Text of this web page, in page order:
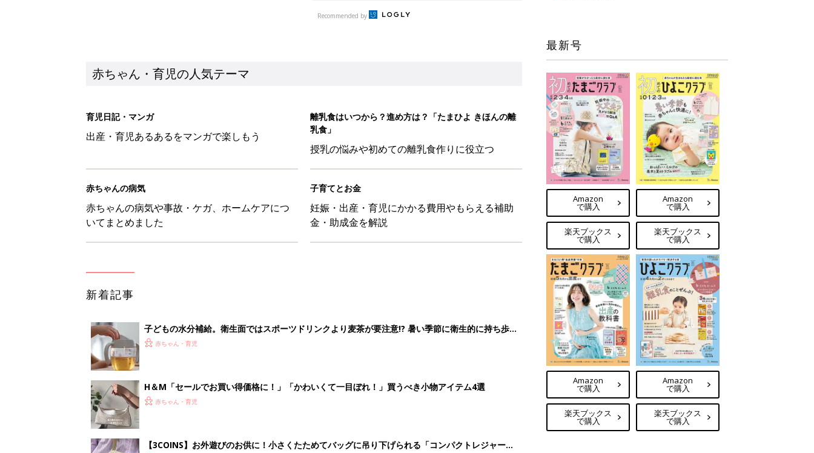
妊娠・出産・育児にかかる費用やもらえる補助
金・助成金を解説
子どもの水分補給。衛生面ではスポーツドリンクより麦茶が要注意!? 暑い季節に衛生的に持ち歩
く3つのコツとは？【専門家監修】
赤ちゃん・育児
H＆М「セールでお買い得価格に！」「かわいくて一目ぼれ！」買うべき小物アイテム4選
赤ちゃん・育児
【3COINS】お外遊びのお供に！小さくたためてバッグに吊り下げられる「コンパクトレジャーシ
< 4 5 6 7 8 >
最新号
Amazon
で購入
楽天ブックス
で購入
Amazon
で購入
楽天ブックス
で購入
Amazon
で購入
楽天ブックス
で購入
Amazon
で購入
楽天ブックス
で購入